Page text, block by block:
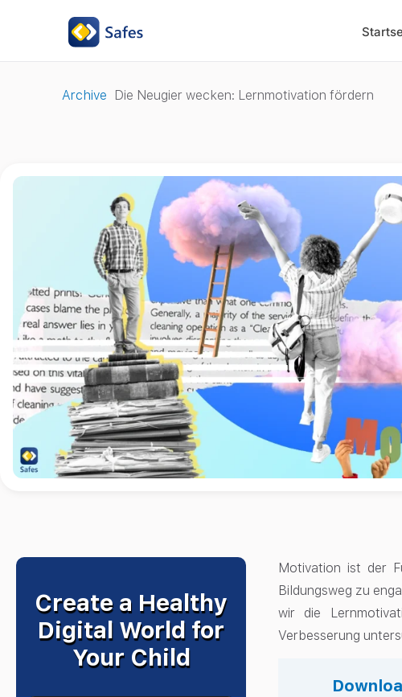
Archive Die Neugier wecken: Lernmotivation fördern
Create a Healthy
Digital World for
Your Child
Motivation ist der
Bildungsweg zu
wir die
Verbesserung